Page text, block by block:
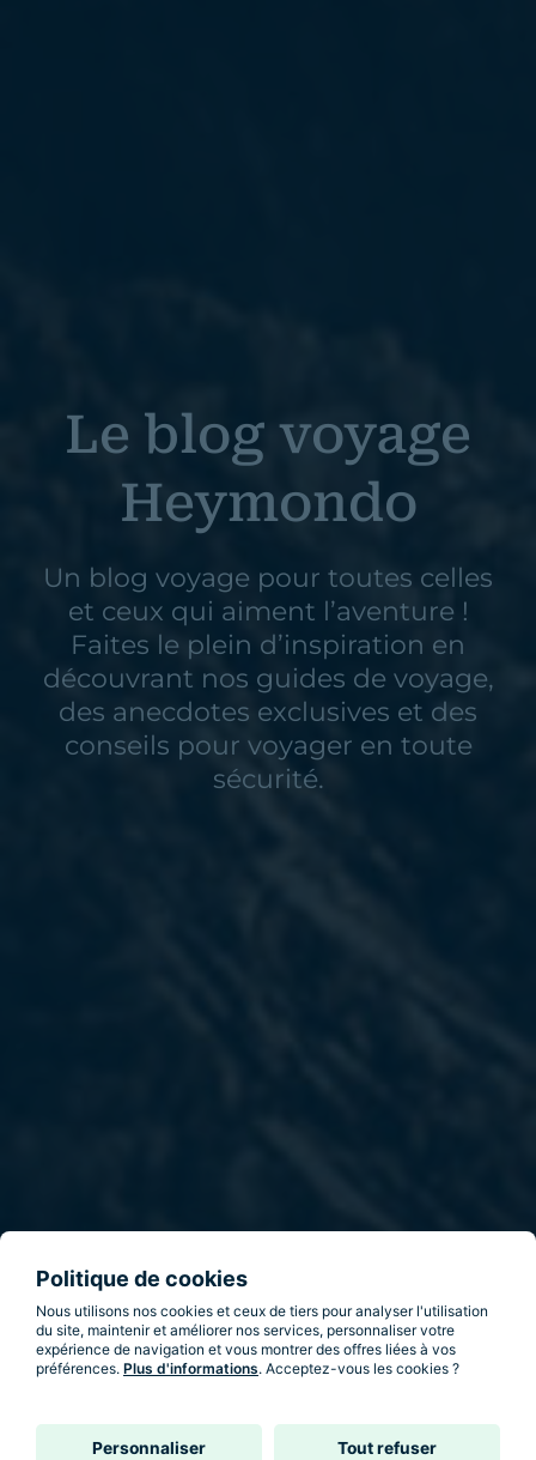
Le blog voyage
Heymondo
Un blog voyage pour toutes celles
et ceux qui aiment l’aventure !
Faites le plein d’inspiration en
découvrant nos guides de voyage,
des anecdotes exclusives et des
conseils pour voyager en toute
sécurité.
Politique de cookies
Nous utilisons nos cookies et ceux de tiers pour analyser l'utilisation
du site, maintenir et améliorer nos services, personnaliser votre
expérience de navigation et vous montrer des offres liées à vos
préférences. Plus d'informations. Acceptez-vous les cookies ?
Personnaliser Tout refuser